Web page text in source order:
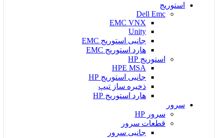
استوریج
Dell Emc
EMC VNX
Unity
جانبی استوریج EMC
هارد استوریج EMC
استوریج HP
HPE MSA
جانبی استوریج HP
ذخیره ساز تیپ
هارد استوریج HP
سرور
سرور HP
قطعات سرور
جانبی سرور